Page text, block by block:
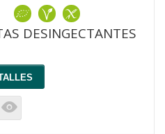
DESINGECTANTES
K